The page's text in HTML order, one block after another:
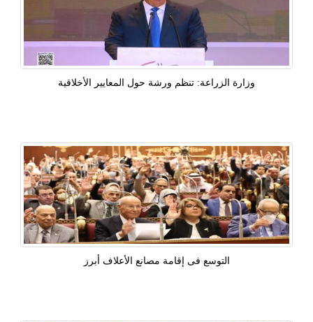
وزارة الزراعة: تنظم ورشة حول المعايير الأخلاقية
التوسع فى إقامة مصانع الأعلاف أبرز